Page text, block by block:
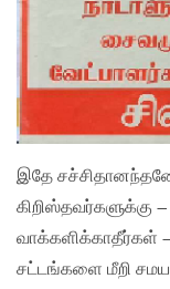
இதே சச்சிதானந்தனே
கிறிஸ்தவர்களுக்கு
வாக்களிக்காதீர்கள்
சட்டங்களை மீறி